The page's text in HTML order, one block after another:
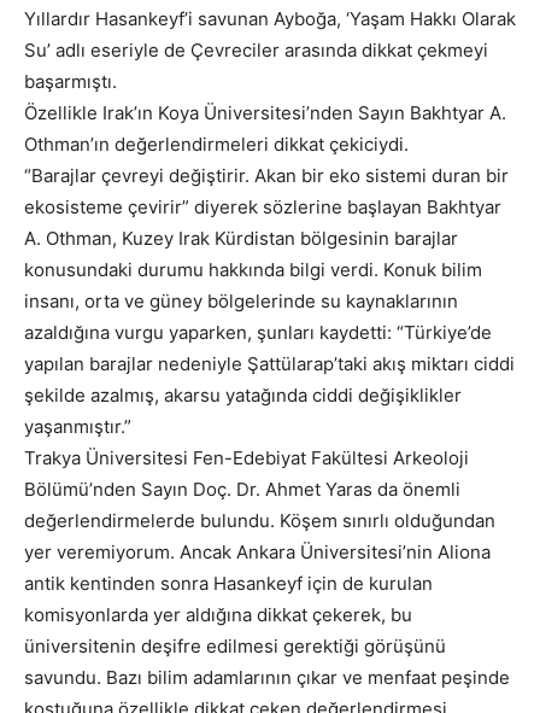
Yıllardır Hasankeyf’i savunan Ayboğa, ‘Yaşam Hakkı Olarak
Su’ adlı eseriyle de Çevreciler arasında dikkat çekmeyi
başarmıştı.
Özellikle Irak’ın Koya Üniversitesi’nden Sayın Bakhtyar A.
Othman’ın değerlendirmeleri dikkat çekiciydi.
“Barajlar çevreyi değiştirir. Akan bir eko sistemi duran bir
ekosisteme çevirir” diyerek sözlerine başlayan Bakhtyar
A. Othman, Kuzey Irak Kürdistan bölgesinin barajlar
konusundaki durumu hakkında bilgi verdi. Konuk bilim
insanı, orta ve güney bölgelerinde su kaynaklarının
azaldığına vurgu yaparken, şunları kaydetti: “Türkiye’de
yapılan barajlar nedeniyle Şattülarap’taki akış miktarı ciddi
şekilde azalmış, akarsu yatağında ciddi değişiklikler
yaşanmıştır.”
Trakya Üniversitesi Fen-Edebiyat Fakültesi Arkeoloji
Bölümü’nden Sayın Doç. Dr. Ahmet Yaras da önemli
değerlendirmelerde bulundu. Köşem sınırlı olduğundan
yer veremiyorum. Ancak Ankara Üniversitesi’nin Aliona
antik kentinden sonra Hasankeyf için de kurulan
komisyonlarda yer aldığına dikkat çekerek, bu
üniversitenin deşifre edilmesi gerektiği görüşünü
savundu. Bazı bilim adamlarının çıkar ve menfaat peşinde